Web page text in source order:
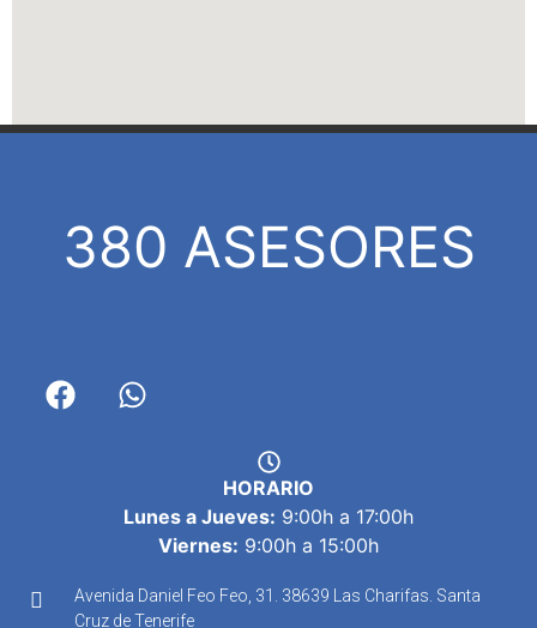
380 ASESORES
HORARIO
Lunes a Jueves: 9:00h a 17:00h
Viernes: 9:00h a 15:00h
Avenida Daniel Feo Feo, 31. 38639 Las Charifas. Santa
Cruz de Tenerife